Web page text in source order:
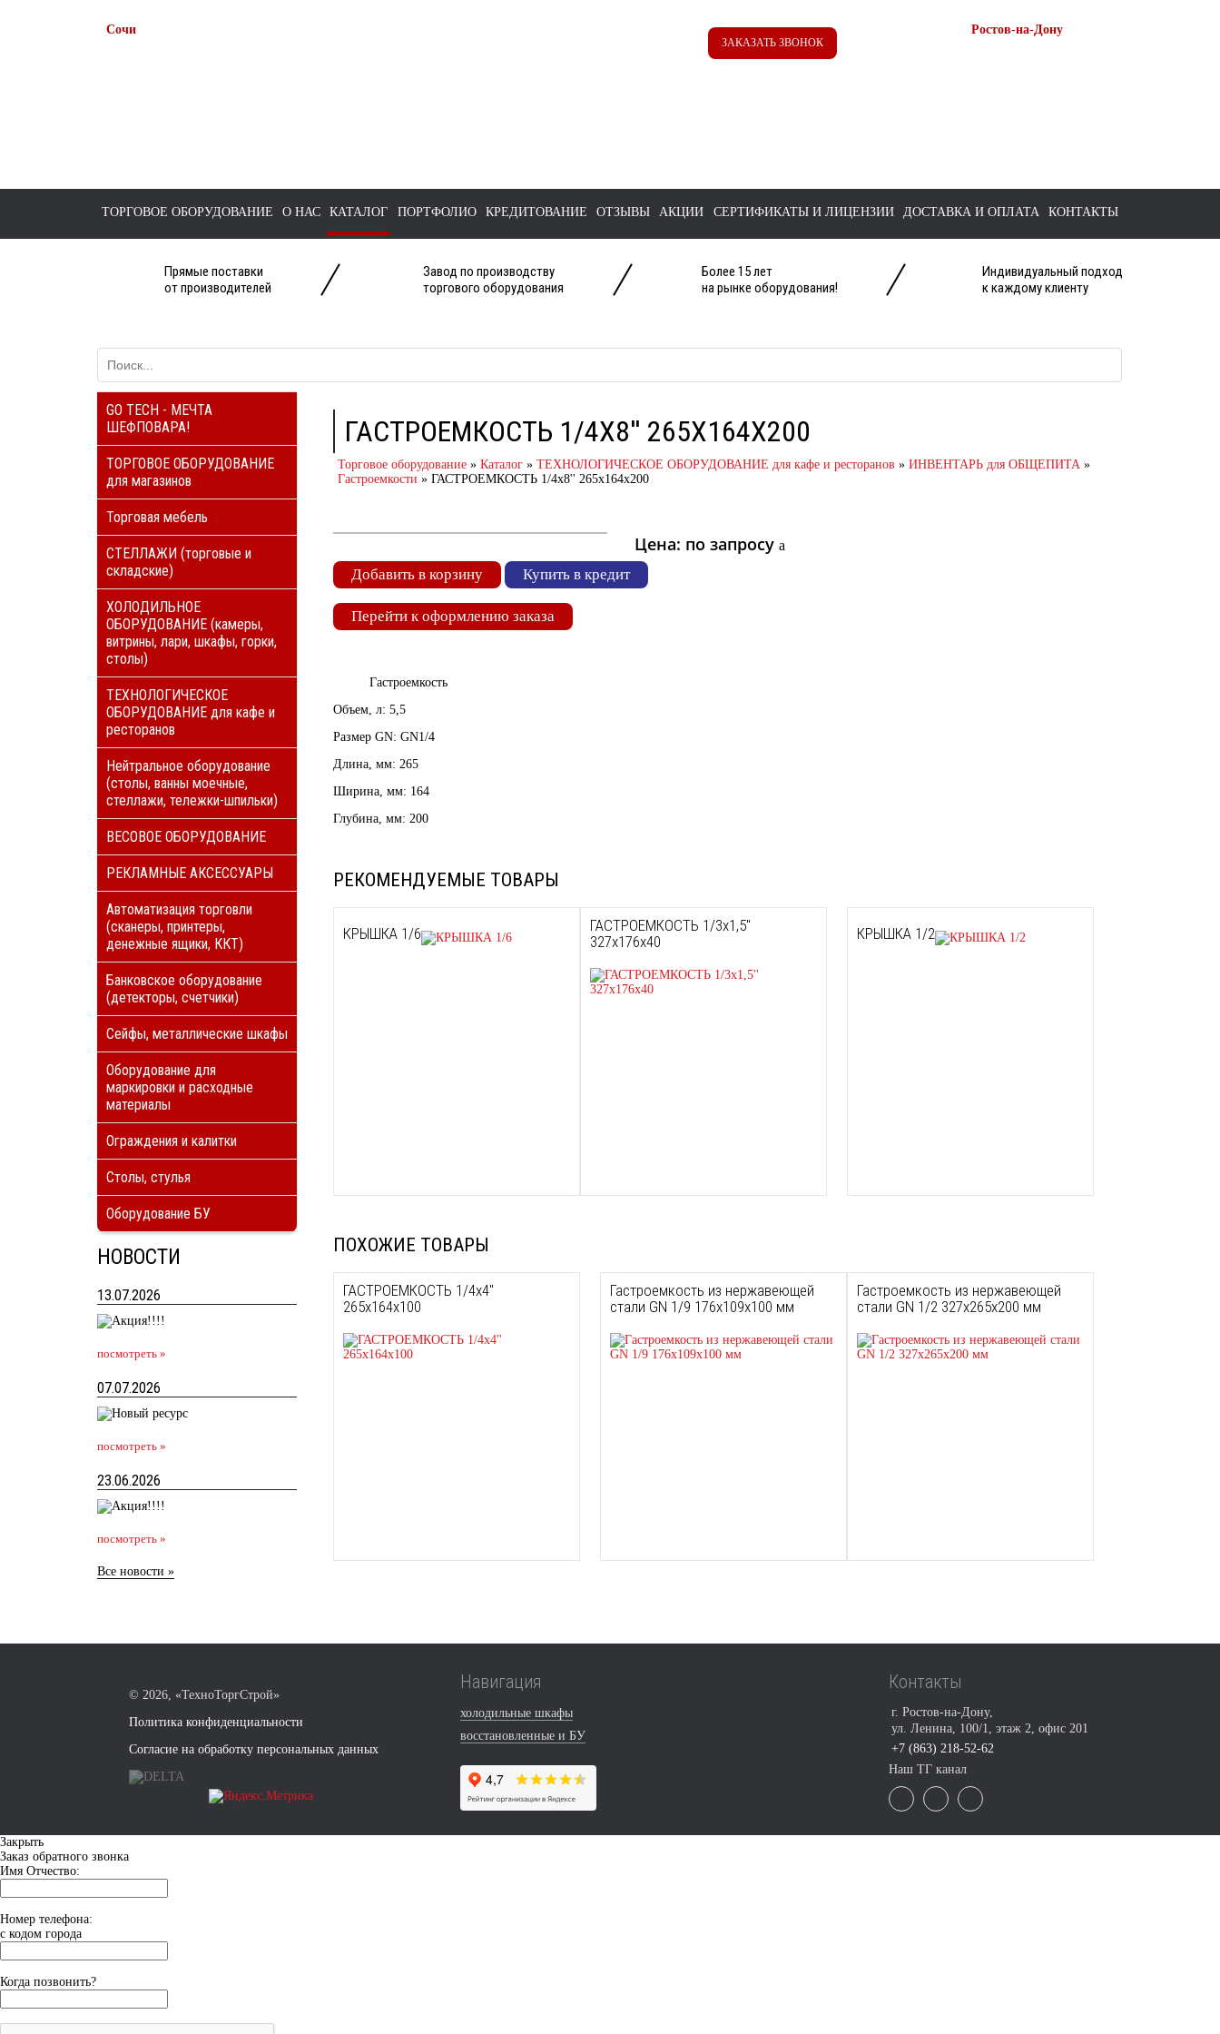
Сочи
ЗАКАЗАТЬ ЗВОНОК
Ростов-на-Дону
ТОРГОВОЕ ОБОРУДОВАНИЕ О НАС КАТАЛОГ ПОРТФОЛИО КРЕДИТОВАНИЕ ОТЗЫВЫ АКЦИИ СЕРТИФИКАТЫ И ЛИЦЕНЗИИ ДОСТАВКА И ОПЛАТА КОНТАКТЫ
Прямые поставки
от производителей
Завод по производству
торгового оборудования
Более 15 лет
на рынке оборудования!
Индивидуальный подход
к каждому клиенту
GO TECH - МЕЧТА
ШЕФПОВАРА!
ТОРГОВОЕ ОБОРУДОВАНИЕ
для магазинов
Торговая мебель
СТЕЛЛАЖИ (торговые и
складские)
ХОЛОДИЛЬНОЕ
ОБОРУДОВАНИЕ (камеры,
витрины, лари, шкафы, горки,
столы)
ТЕХНОЛОГИЧЕСКОЕ
ОБОРУДОВАНИЕ для кафе и
ресторанов
Нейтральное оборудование
(столы, ванны моечные,
стеллажи, тележки-шпильки)
ВЕСОВОЕ ОБОРУДОВАНИЕ
РЕКЛАМНЫЕ АКСЕССУАРЫ
Автоматизация торговли
(сканеры, принтеры,
денежные ящики, ККТ)
Банковское оборудование
(детекторы, счетчики)
Сейфы, металлические шкафы
Оборудование для
маркировки и расходные
материалы
Ограждения и калитки
Столы, стулья
Оборудование БУ
НОВОСТИ
13.07.2026
посмотреть »
07.07.2026
посмотреть »
23.06.2026
посмотреть »
Все новости »
ГАСТРОЕМКОСТЬ 1/4Х8'' 265Х164Х200
Торговое оборудование » Каталог » ТЕХНОЛОГИЧЕСКОЕ ОБОРУДОВАНИЕ для кафе и ресторанов » ИНВЕНТАРЬ для ОБЩЕПИТА »
Гастроемкости » ГАСТРОЕМКОСТЬ 1/4х8'' 265х164х200
Цена: по запросу a
Добавить в корзину Купить в кредит
Перейти к оформлению заказа
Гастроемкость
Объем, л: 5,5
Размер GN: GN1/4
Длина, мм: 265
Ширина, мм: 164
Глубина, мм: 200
РЕКОМЕНДУЕМЫЕ ТОВАРЫ
КРЫШКА 1/6
ГАСТРОЕМКОСТЬ 1/3х1,5''
327х176х40
КРЫШКА 1/2
ПОХОЖИЕ ТОВАРЫ
ГАСТРОЕМКОСТЬ 1/4х4''
265х164х100
Гастроемкость из нержавеющей
стали GN 1/9 176х109х100 мм
Гастроемкость из нержавеющей
стали GN 1/2 327х265х200 мм
© 2026, «ТехноТоргСтрой»
Политика конфиденциальности
Согласие на обработку персональных данных
Навигация
холодильные шкафы
восстановленные и БУ
Контакты
г. Ростов-на-Дону,
ул. Ленина, 100/1, этаж 2, офис 201
+7 (863) 218-52-62
Наш ТГ канал
Закрыть
Заказ обратного звонка
Имя Отчество:
Номер телефона:
с кодом города
Когда позвонить?